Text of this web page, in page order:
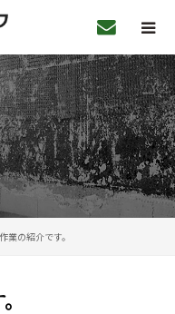
業の紹介です。